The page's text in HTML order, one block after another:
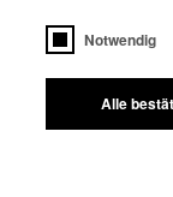
Notwendig
Alle